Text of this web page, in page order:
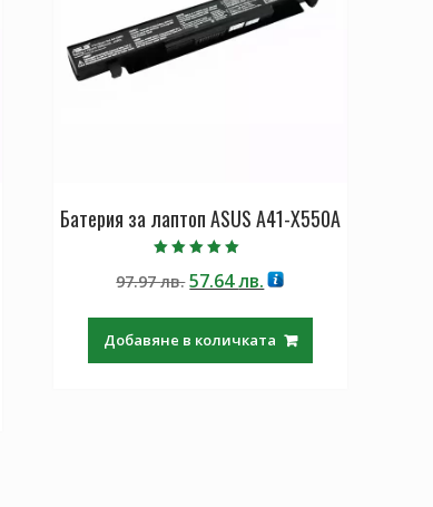
Батерия за лаптоп ASUS A41-X550A
5.00
от 5
97.97лв.Original
97.97 лв..
57.64лв.Текущата
57.64 лв..
Добавяне в количката